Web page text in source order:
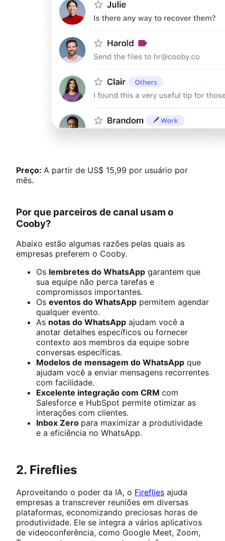
Preço: A partir de US$ 15,99 por usuário por
mês.
Por que parceiros de canal usam o
Cooby?
Abaixo estão algumas razões pelas quais as
empresas preferem o Cooby.
Os lembretes do WhatsApp garantem que
sua equipe não perca tarefas e
compromissos importantes.
Os eventos do WhatsApp permitem agendar
qualquer evento.
As notas do WhatsApp ajudam você a
anotar detalhes específicos ou fornecer
contexto aos membros da equipe sobre
conversas específicas.
Modelos de mensagem do WhatsApp que
ajudam você a enviar mensagens recorrentes
com facilidade.
Excelente integração com CRM com
Salesforce e HubSpot permite otimizar as
interações com clientes.
Inbox Zero para maximizar a produtividade
e a eficiência no WhatsApp.
2. Fireflies
Aproveitando o poder da IA, o Fireflies ajuda
empresas a transcrever reuniões em diversas
plataformas, economizando preciosas horas de
produtividade. Ele se integra a vários aplicativos
de videoconferência, como Google Meet, Zoom,